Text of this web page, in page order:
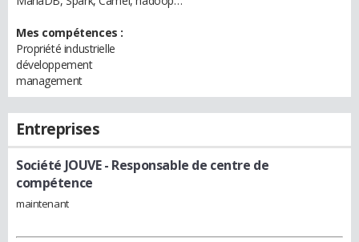
Mes compétences :
Propriété industrielle
développement
management
Entreprises
Société JOUVE- Responsable de centre de
compétence
maintenant